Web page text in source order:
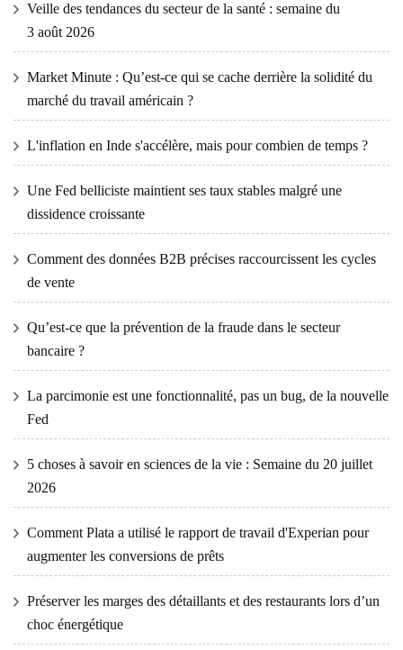
Veille des tendances du secteur de la santé : semaine du
3 août 2026
Market Minute : Qu’est-ce qui se cache derrière la solidité du
marché du travail américain ?
L'inflation en Inde s'accélère, mais pour combien de temps ?
Une Fed belliciste maintient ses taux stables malgré une
dissidence croissante
Comment des données B2B précises raccourcissent les cycles
de vente
Qu’est-ce que la prévention de la fraude dans le secteur
bancaire ?
La parcimonie est une fonctionnalité, pas un bug, de la nouvelle
Fed
5 choses à savoir en sciences de la vie : Semaine du 20 juillet
2026
Comment Plata a utilisé le rapport de travail d'Experian pour
augmenter les conversions de prêts
Préserver les marges des détaillants et des restaurants lors d’un
choc énergétique